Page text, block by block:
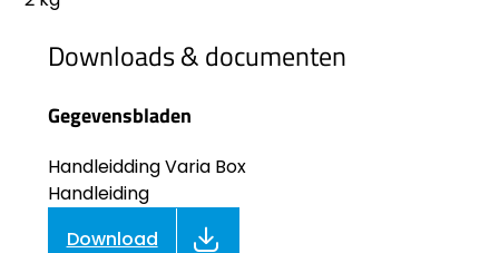
Downloads & documenten
Gegevensbladen
Handleidding Varia Box
Handleiding
Download